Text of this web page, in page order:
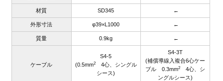
材質 SD345 ←
外形寸法 φ39×L1000 ←
質量 0.9kg ←
ケーブル
S4-5
(0.5mm24心、シングル
シース)
S4-3T
(補償導線入複合6心ケー
ブル 0.3mm24心、シ
ングルシース)